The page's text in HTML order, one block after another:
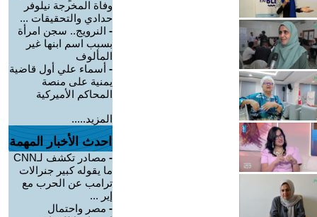
وفاة المخرجة نيلوفر
حدادي والتحقيقات ...
- النرويج.. سجن امرأة
بسبب اسم ابنها غير
المألوف
- أسماء علي أول قاضية
يمنية على منصة
المحاكم الأميركية
المزيد.....
احدث الأخبار المهمة
-
مصادر تكشف لـCNN
ما يقوله كبير جنرالات
ترامب عن الحرب مع
إير ...
- مصر واحتمال